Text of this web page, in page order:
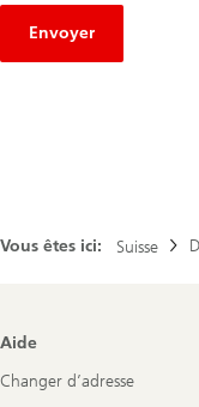
Envoyer
Vous êtes ici: Suisse
Footer
Aide
Changer d’adresse